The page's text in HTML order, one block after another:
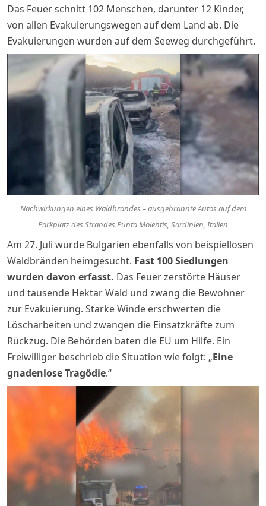
Das Feuer schnitt 102 Menschen, darunter 12 Kinder,
von allen Evakuierungswegen auf dem Land ab. Die
Evakuierungen wurden auf dem Seeweg durchgeführt.
Nachwirkungen eines Waldbrandes – ausgebrannte Autos auf dem
Parkplatz des Strandes Punta Molentis, Sardinien, Italien
Am 27. Juli wurde Bulgarien ebenfalls von beispiellosen
Waldbränden heimgesucht. Fast 100 Siedlungen
wurden davon erfasst. Das Feuer zerstörte Häuser
und tausende Hektar Wald und zwang die Bewohner
zur Evakuierung. Starke Winde erschwerten die
Löscharbeiten und zwangen die Einsatzkräfte zum
Rückzug. Die Behörden baten die EU um Hilfe. Ein
Freiwilliger beschrieb die Situation wie folgt: „Eine
gnadenlose Tragödie.“